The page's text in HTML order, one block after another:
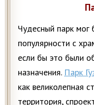
Чудесный парк мог
популярности с
если бы это были
назначения. Парк
как великолепная
территория,